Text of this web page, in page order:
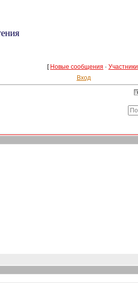
[ Новые сообщения · Участники
Вход